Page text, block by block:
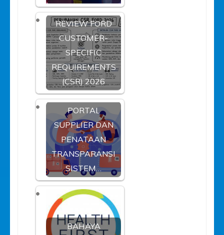
REVIEW FORD
CUSTOMER-
SPECIFIC
REQUIREMENTS
(CSR) 2026
PORTAL
SUPPLIER DAN
PENATAAN
TRANSPARANSI
SISTEM…
BAHAYA